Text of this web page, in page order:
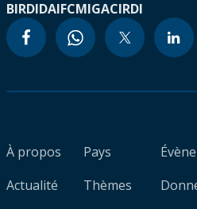
BIRDIDAIFCMIGACIRDI
À propos
Actualité
Pays
Thèmes